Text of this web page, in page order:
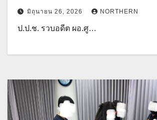
มิถุนายน 26, 2026 NORTHERN
ป.ป.ช. รวบอดีต ผอ.ศู…